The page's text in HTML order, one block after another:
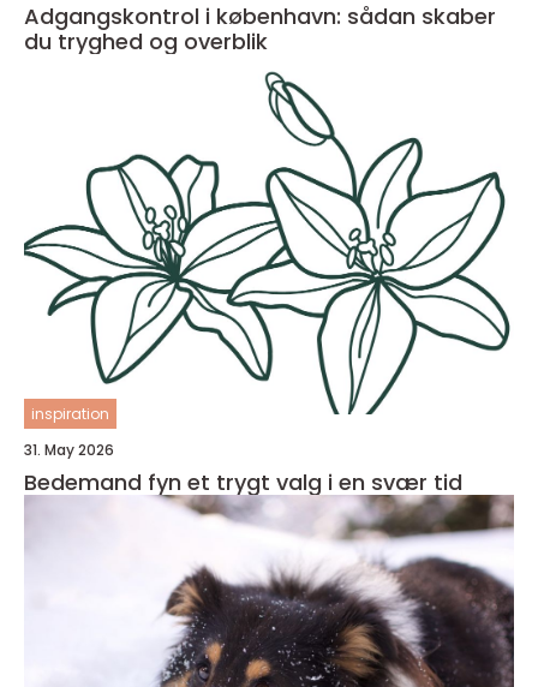
Adgangskontrol i københavn: sådan skaber
du tryghed og overblik
inspiration
31. May 2026
Bedemand fyn et trygt valg i en svær tid